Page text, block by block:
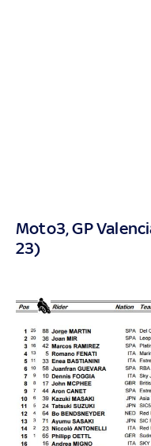
Moto3, GP
23)